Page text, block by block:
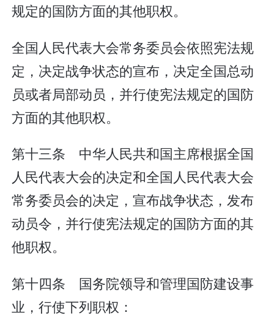
规定的国防方面的其他职权。
全国人民代表大会常务委员会依照宪法规
定，决定战争状态的宣布，决定全国总动
员或者局部动员，并行使宪法规定的国防
方面的其他职权。
第十三条 中华人民共和国主席根据全国
人民代表大会的决定和全国人民代表大会
常务委员会的决定，宣布战争状态，发布
动员令，并行使宪法规定的国防方面的其
他职权。
第十四条 国务院领导和管理国防建设事
业，行使下列职权：